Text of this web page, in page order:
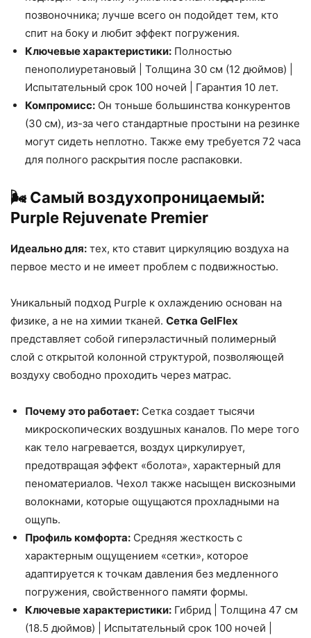
позвоночника; лучше всего он подойдет тем, кто
спит на боку и любит эффект погружения.
Ключевые характеристики: Полностью
пенополиуретановый | Толщина 30 см (12 дюймов) |
Испытательный срок 100 ночей | Гарантия 10 лет.
Компромисс: Он тоньше большинства конкурентов
(30 см), из-за чего стандартные простыни на резинке
могут сидеть неплотно. Также ему требуется 72 часа
для полного раскрытия после распаковки.
🌬️ Самый воздухопроницаемый:
Purple Rejuvenate Premier
Идеально для: тех, кто ставит циркуляцию воздуха на
первое место и не имеет проблем с подвижностью.
Уникальный подход Purple к охлаждению основан на
физике, а не на химии тканей. Сетка GelFlex
представляет собой гиперэластичный полимерный
слой с открытой колонной структурой, позволяющей
воздуху свободно проходить через матрас.
Почему это работает: Сетка создает тысячи
микроскопических воздушных каналов. По мере того
как тело нагревается, воздух циркулирует,
предотвращая эффект «болота», характерный для
пеноматериалов. Чехол также насыщен вискозными
волокнами, которые ощущаются прохладными на
ощупь.
Профиль комфорта: Средняя жесткость с
характерным ощущением «сетки», которое
адаптируется к точкам давления без медленного
погружения, свойственного памяти формы.
Ключевые характеристики: Гибрид | Толщина 47 см
(18.5 дюймов) | Испытательный срок 100 ночей |